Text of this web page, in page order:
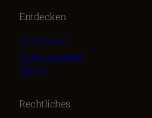
Entdecken
Startseite
Alle Beiträge
Shop
Rechtliches